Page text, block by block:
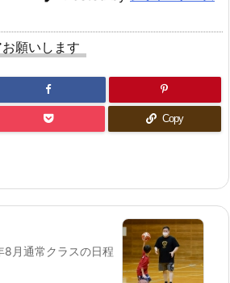
願いします
Copy
8月通常クラスの日程